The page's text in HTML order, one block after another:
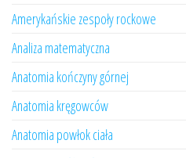
Amerykańskie zespoły rockowe
Analiza matematyczna
Anatomia kończyny górnej
Anatomia kręgowców
Anatomia powłok ciała